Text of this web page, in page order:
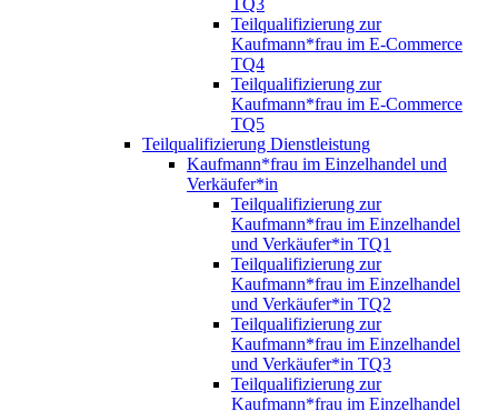
TQ3
Teilqualifizierung zur
Kaufmann*frau im E-Commerce
TQ4
Teilqualifizierung zur
Kaufmann*frau im E-Commerce
TQ5
Teilqualifizierung Dienstleistung
Kaufmann*frau im Einzelhandel und
Verkäufer*in
Teilqualifizierung zur
Kaufmann*frau im Einzelhandel
und Verkäufer*in TQ1
Teilqualifizierung zur
Kaufmann*frau im Einzelhandel
und Verkäufer*in TQ2
Teilqualifizierung zur
Kaufmann*frau im Einzelhandel
und Verkäufer*in TQ3
Teilqualifizierung zur
Kaufmann*frau im Einzelhandel